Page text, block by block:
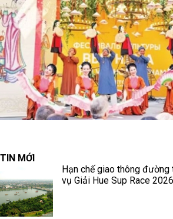
TIN MỚI
Hạn chế giao thông
vụ Giải Hue Sup Race 2026